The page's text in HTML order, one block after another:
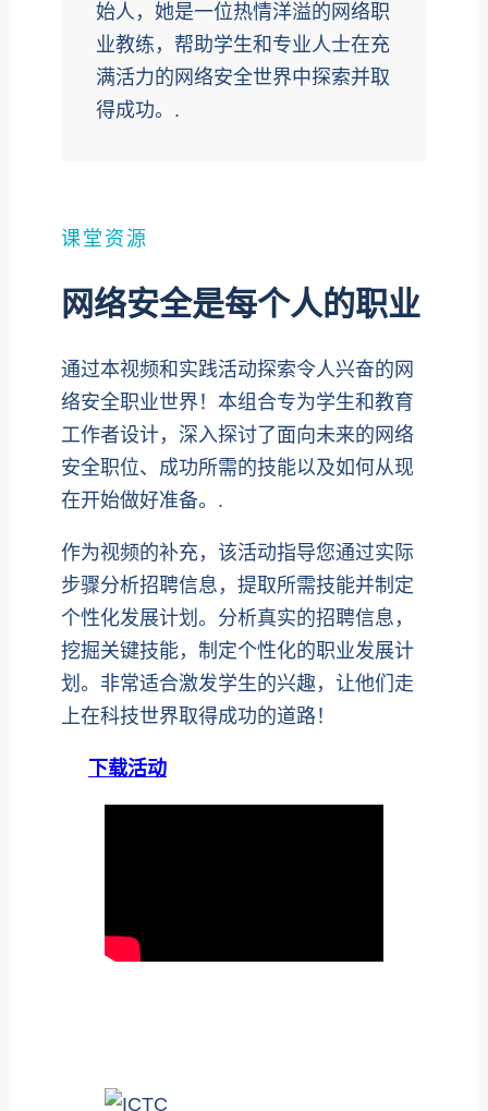
始人，她是一位热情洋溢的网络职
业教练，帮助学生和专业人士在充
满活力的网络安全世界中探索并取
得成功。.
课堂资源
网络安全是每个人的职业
通过本视频和实践活动探索令人兴奋的网
络安全职业世界！本组合专为学生和教育
工作者设计，深入探讨了面向未来的网络
安全职位、成功所需的技能以及如何从现
在开始做好准备。.
作为视频的补充，该活动指导您通过实际
步骤分析招聘信息，提取所需技能并制定
个性化发展计划。分析真实的招聘信息，
挖掘关键技能，制定个性化的职业发展计
划。非常适合激发学生的兴趣，让他们走
上在科技世界取得成功的道路！
下载活动